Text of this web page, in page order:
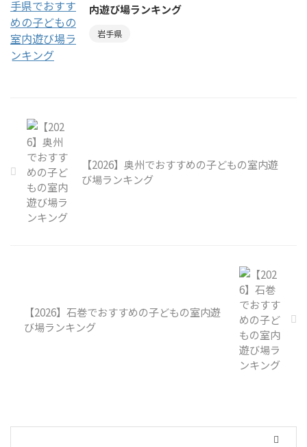
内遊び場ランキング
岩手県
【2026】奥州でおすすめの子どもの室内遊
び場ランキング
【2026】石巻でおすすめの子どもの室内遊
び場ランキング